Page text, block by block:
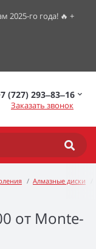
2025-го года! 🔥 +
(727) 293‒83‒16
Заказать звонок
Алмазные диски
от Monte-